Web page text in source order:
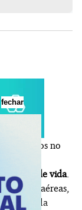
no
o custo de vida.
aéreas,
pela
fechar